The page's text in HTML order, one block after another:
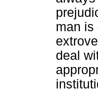
man is
deal